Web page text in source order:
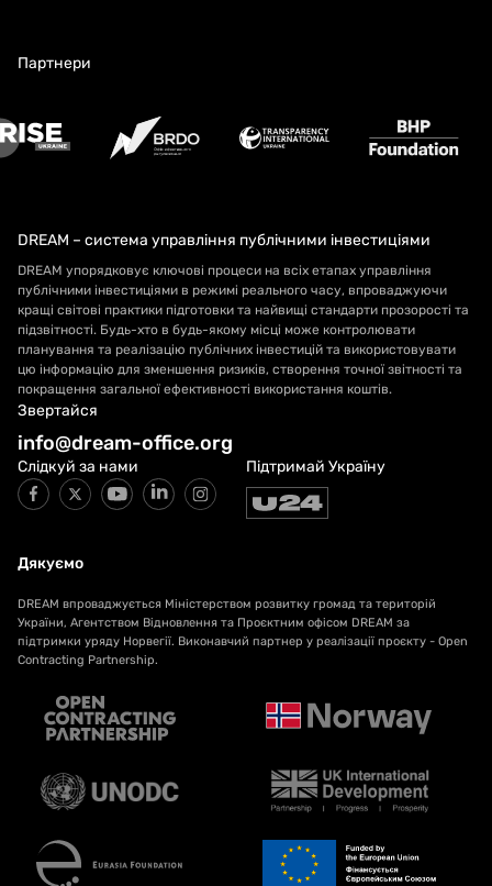
Партнери
DREAM – система управління публічними інвестиціями
DREAM упорядковує ключові процеси на всіх етапах управління
публічними інвестиціями в режимі реального часу, впроваджуючи
кращі світові практики підготовки та найвищі стандарти прозорості та
підзвітності. Будь-хто в будь-якому місці може контролювати
планування та реалізацію публічних інвестицій та використовувати
цю інформацію для зменшення ризиків, створення точної звітності та
покращення загальної ефективності використання коштів.
Звертайся
info@dream-office.org
Слідкуй за нами Підтримай Україну
Дякуємо
DREAM впроваджується Міністерством розвитку громад та територій
України, Агентством Відновлення та Проєктним офісом DREAM за
підтримки уряду Норвегії. Виконавчий партнер у реалізації проєкту - Open
Contracting Partnership.